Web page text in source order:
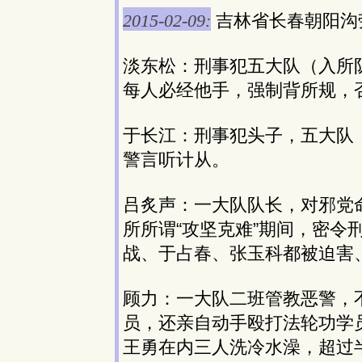
2015-02-09: 吉林省长春朝阳
淡东松：刑事犯五大队（入
每人必经他手，强制背所规
于长江：刑事犯头子，五大
警言听计从。
吕炙声：一大队队长，对邪
所所谓“攻坚克难”期间，密令
战、于占春、张玉科都被迫害
顾力：一大队二班管教恶警
员，还亲自动手殴打法轮功
王勇在内三人洗冷水澡，超